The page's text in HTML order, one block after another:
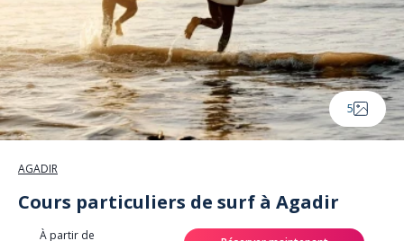
5
AGADIR
Cours particuliers de surf à Agadir
À partir de